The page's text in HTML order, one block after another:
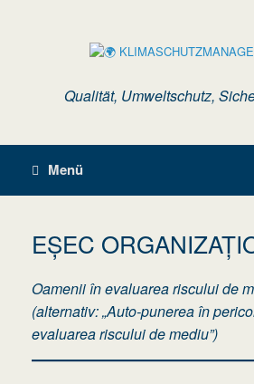
Qualität, Umweltschutz,
Menü
EȘEC
Oamenii în evaluarea riscului de
(alternativ: „Auto-punerea în
evaluarea riscului de mediu”)